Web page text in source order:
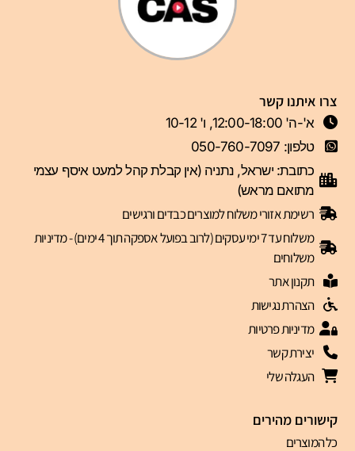
קישורים מהירים
כל המוצרים
צרו איתנו קשר
א'-ה' 12:00-18:00, ו' 10-12
טלפון: 050-760-7097
כתובת: ישראל, נתניה (אין קבלת קהל למעט איסף עצמי
מתואם מראש)
רשימת אזורי משלוח למוצרים כבדים ורגישים
משלוח עד 7 ימי עסקים (לרוב בפועל אספקה תוך 4 ימים) - מדיניות
משלוחים
תקנון אתר
הצהרת נגישות
מדיניות פרטיות
יצירת קשר
העגלה שלי